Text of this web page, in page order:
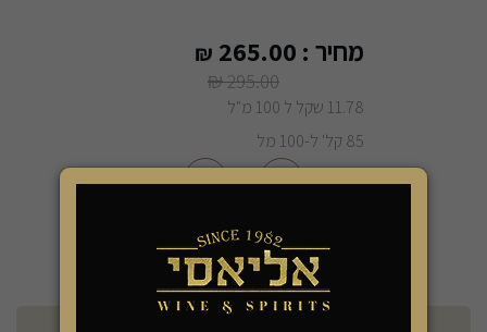
מחיר : 265.00
₪
295.00
₪
11.78 שקל ל 100 מ"ל
85 קל' ל-100 מל
+
-
הוספה לסל